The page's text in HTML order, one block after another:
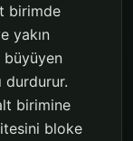
birimde
yakın
durdurur.
birimine
bloke